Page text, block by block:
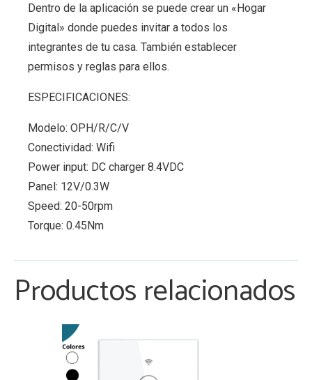
Dentro de la aplicación se puede crear un «Hogar
Digital» donde puedes invitar a todos los
integrantes de tu casa. También establecer
permisos y reglas para ellos.
ESPECIFICACIONES:
Modelo: OPH/R/C/V
Conectividad: Wifi
Power input: DC charger 8.4VDC
Panel: 12V/0.3W
Speed: 20-50rpm
Torque: 0.45Nm
Productos relacionados